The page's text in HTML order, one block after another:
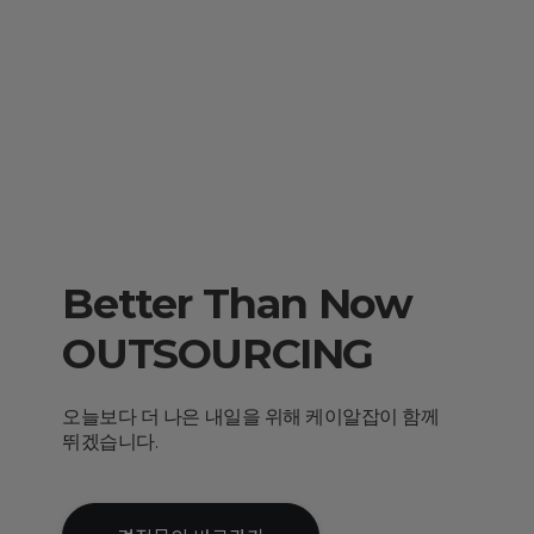
Better Than Now
OUTSOURCING
오늘보다 더 나은 내일을 위해 케이알잡이 함께
뛰겠습니다.